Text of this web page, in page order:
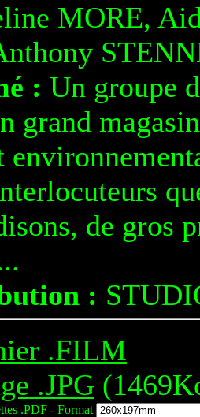
MORE,
: Un groupe
grand
de gros
:
.FILM
.JPG
.PDF - Format